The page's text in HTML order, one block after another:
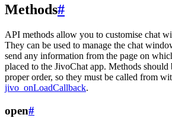
Methods#
API methods allow you to customise chat
They can be used to manage the chat
send any information from the page on
placed to the JivoChat app. Methods should
proper order, so they must be called from
jivo_onLoadCallback.
open#